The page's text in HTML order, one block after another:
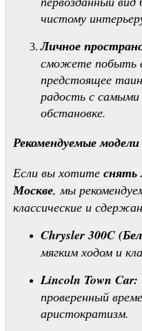
чистому
Личное
сможете побыть
предстоящее
радость с
обстановке.
Рекомендуемые
Если вы хотите снять
Москве, мы
классические и
Chrysler 300C
мягким ходом и
Lincoln Town Car:
проверенный
аристократизм.